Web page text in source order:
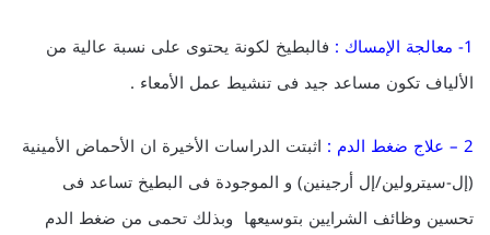
1- معالجة الإمساك :
فالبطيخ لكونة يحتوى على نسبة عالية من
الألياف تكون مساعد جيد فى تنشيط عمل الأمعاء .
2 – علاج ضغط الدم : اثبتت الدراسات الأخيرة ان الأحماض الأمينية
(إل-سيترولين/إل أرجينين) و الموجودة فى البطيخ تساعد فى
تحسين وظائف الشرايين بتوسيعها وبذلك تحمى من ضغط الدم